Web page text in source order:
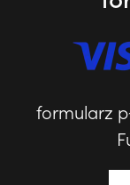
formularz